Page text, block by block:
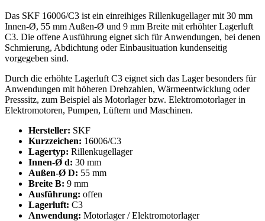
Das SKF 16006/C3 ist ein einreihiges Rillenkugellager mit 30 mm
Innen-Ø, 55 mm Außen-Ø und 9 mm Breite mit erhöhter Lagerluft
C3. Die offene Ausführung eignet sich für Anwendungen, bei denen
Schmierung, Abdichtung oder Einbausituation kundenseitig
vorgegeben sind.
Durch die erhöhte Lagerluft C3 eignet sich das Lager besonders für
Anwendungen mit höheren Drehzahlen, Wärmeentwicklung oder
Presssitz, zum Beispiel als Motorlager bzw. Elektromotorlager in
Elektromotoren, Pumpen, Lüftern und Maschinen.
Hersteller: SKF
Kurzzeichen: 16006/C3
Lagertyp: Rillenkugellager
Innen-Ø d: 30 mm
Außen-Ø D: 55 mm
Breite B: 9 mm
Ausführung: offen
Lagerluft: C3
Anwendung: Motorlager / Elektromotorlager